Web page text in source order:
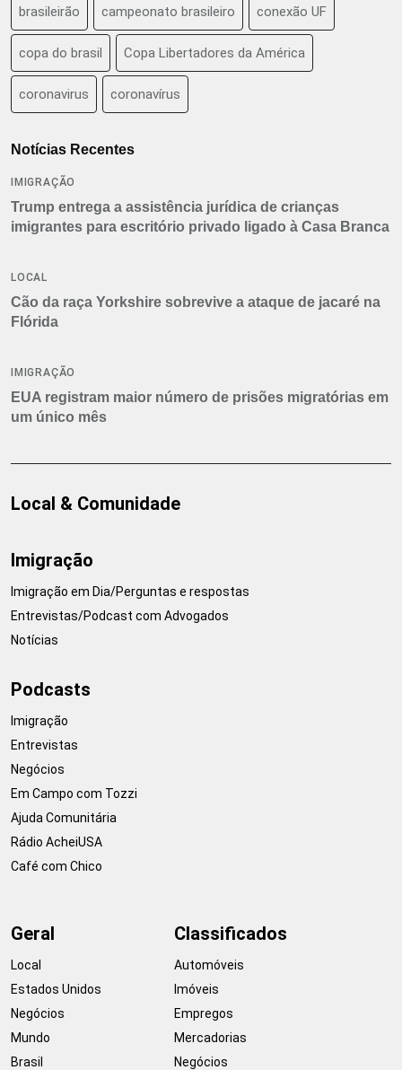
brasileirão campeonato brasileiro conexão UF
copa do brasil Copa Libertadores da América
coronavirus coronavírus
Notícias Recentes
IMIGRAÇÃO
Trump entrega a assistência jurídica de crianças
imigrantes para escritório privado ligado à Casa Branca
LOCAL
Cão da raça Yorkshire sobrevive a ataque de jacaré na
Flórida
IMIGRAÇÃO
EUA registram maior número de prisões migratórias em
um único mês
Local & Comunidade
Imigração
Imigração em Dia/Perguntas e respostas
Entrevistas/Podcast com Advogados
Notícias
Podcasts
Imigração
Entrevistas
Negócios
Em Campo com Tozzi
Ajuda Comunitária
Rádio AcheiUSA
Café com Chico
Geral
Local
Estados Unidos
Negócios
Mundo
Brasil
Classificados
Automóveis
Imóveis
Empregos
Mercadorias
Negócios